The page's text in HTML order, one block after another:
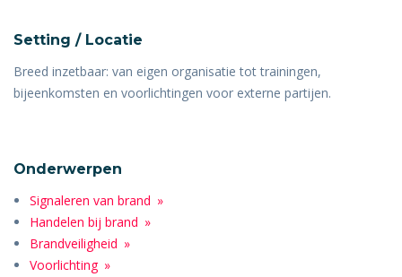
Setting / Locatie
Breed inzetbaar: van eigen organisatie tot trainingen,
bijeenkomsten en voorlichtingen voor externe partijen.
Onderwerpen
Signaleren van brand
Handelen bij brand
Brandveiligheid
Voorlichting